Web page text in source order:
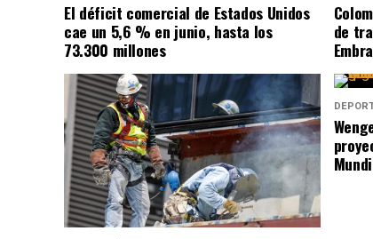
El déficit comercial de Estados Unidos
cae un 5,6 % en junio, hasta los
73.300 millones
de